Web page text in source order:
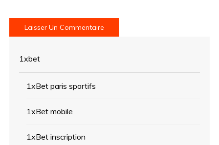
1xbet
1xBet paris sportifs
1xBet mobile
1xBet inscription